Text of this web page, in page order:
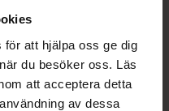
för att hjälpa oss ge dig
du besöker oss. Läs
att acceptera detta
av dessa
Hitta återförsäljare